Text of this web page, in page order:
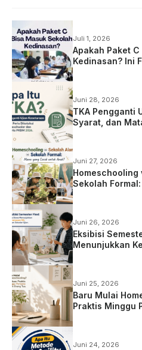
Juli 1, 2026
Apakah Paket
Kedinasan? Ini
Juni 28, 2026
TKA Pengganti
Syarat, dan
Juni 27, 2026
Homeschooling
Sekolah
Juni 26, 2026
Eksibisi
Menunjukkan
Juni 25, 2026
Baru Mulai
Praktis Minggu
Juni 24, 2026